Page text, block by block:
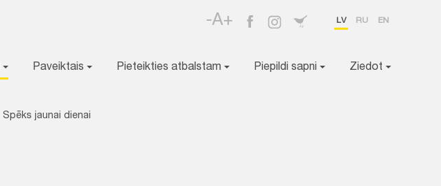
-A+ LV RU EN
Paveiktais Pieteikties atbalstam Piepildi sapni Ziedot
Spēks jaunai dienai